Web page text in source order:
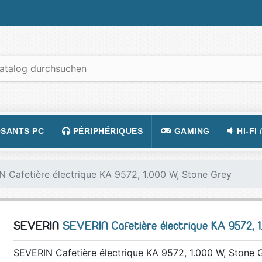
PC PÉRIPHÉRIQUES
CLAVIER
TAPIS DE SOURIS
ÉCRAN
GAMING
CONSOLE
FIGURINES JEU
LUNETTES POUR
HI-FI
Cafetière électrique KA 9572, 1.000 W, Stone Grey
SEVERIN SEVERIN Cafetière électrique KA 9572,
SEVERIN Cafetière électrique KA 9572, 1.000 W, Stone